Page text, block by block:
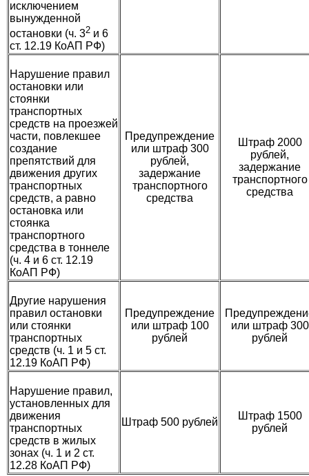
исключением
вынужденной
остановки (ч. 32 и 6
ст. 12.19 КоАП РФ)
Нарушение правил
остановки или
стоянки
транспортных
средств на проезжей
части, повлекшее
создание
препятствий для
движения других
транспортных
средств, а равно
остановка или
стоянка
транспортного
средства в тоннеле
(ч. 4 и 6 ст. 12.19
КоАП РФ)
Предупреждение
или штраф 300
рублей,
задержание
транспортного
средства
Штраф 2000
рублей,
задержание
транспортного
средства
Другие нарушения
правил остановки
или стоянки
транспортных
средств (ч. 1 и 5 ст.
12.19 КоАП РФ)
Предупреждение
или штраф 100
рублей
или штраф 300
рублей
Нарушение правил,
установленных для
движения
транспортных
средств в жилых
зонах (ч. 1 и 2 ст.
12.28 КоАП РФ)
Штраф 500 рублей
Штраф 1500
рублей